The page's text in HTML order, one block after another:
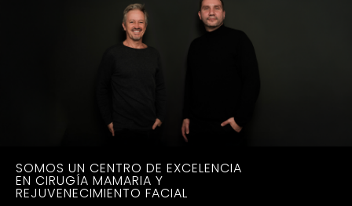
SOMOS UN CENTRO DE EXCELENCIA
EN CIRUGÍA MAMARIA Y
REJUVENECIMIENTO FACIAL